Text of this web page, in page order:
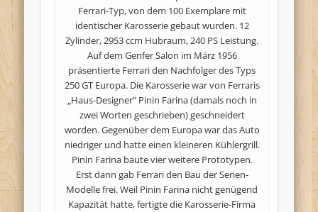
Ferrari-Typ, von dem 100 Exemplare mit
identischer Karosserie gebaut wurden. 12
Zylinder, 2953 ccm Hubraum, 240 PS Leistung.
Auf dem Genfer Salon im März 1956
präsentierte Ferrari den Nachfolger des Typs
250 GT Europa. Die Karosserie war von Ferraris
„Haus-Designer“ Pinin Farina (damals noch in
zwei Worten geschrieben) geschneidert
worden. Gegenüber dem Europa war das Auto
niedriger und hatte einen kleineren Kühlergrill.
Pinin Farina baute vier weitere Prototypen.
Erst dann gab Ferrari den Bau der Serien-
Modelle frei. Weil Pinin Farina nicht genügend
Kapazität hatte, fertigte die Karosserie-Firma